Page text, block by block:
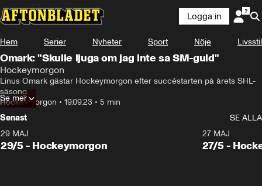
Logga in
Hem Serier Nyheter Sport Nöje Livsstil
Omark: "Skulle ljuga om jag inte sa SM-guld"
Hockeymorgon
Linus Omark gästar Hockeymorgon efter succéstarten på årets SHL-
säsong.
Hockeymorgon • 19.09.23 • 5 min
Se mer
Senast
SE ALLA
29 MAJ
29/5 - Hockeymorgon
27 MAJ
27/5 -